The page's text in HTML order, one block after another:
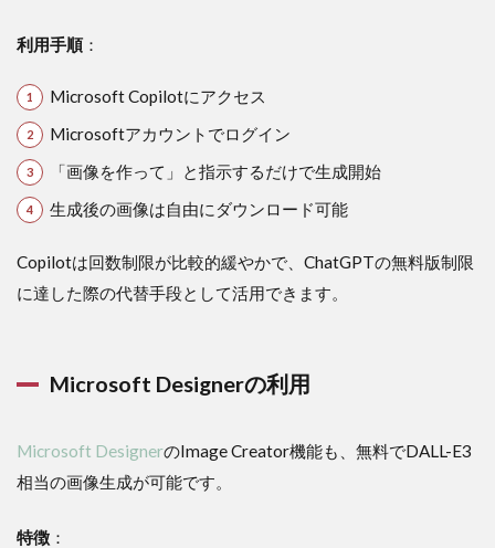
利用手順：
Microsoft Copilotにアクセス
Microsoftアカウントでログイン
「画像を作って」と指示するだけで生成開始
生成後の画像は自由にダウンロード可能
Copilotは回数制限が比較的緩やかで、ChatGPTの無料版制限
に達した際の代替手段として活用できます。
Microsoft Designerの利用
Microsoft DesignerのImage Creator機能も、無料でDALL-E3
相当の画像生成が可能です。
特徴 ：